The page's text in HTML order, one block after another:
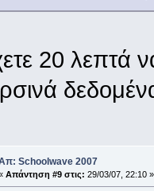
20 λεπτά
Schoolwave 2007
Απάντηση #9 στις: 29/03/07, 22:10 »